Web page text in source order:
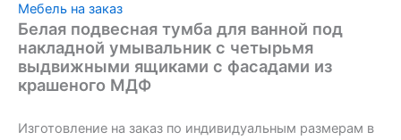
Мебель на заказ
Белая подвесная тумба для ванной под
накладной умывальник с четырьмя
выдвижными ящиками с фасадами из
крашеного МДФ
Изготовление на заказ по индивидуальным размерам в